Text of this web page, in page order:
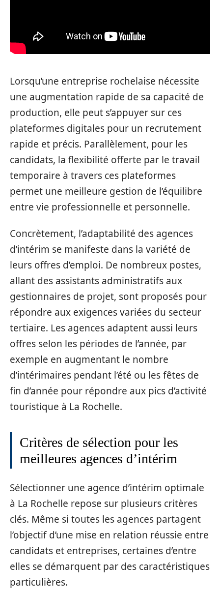
Lorsqu’une entreprise rochelaise nécessite
une augmentation rapide de sa capacité de
production, elle peut s’appuyer sur ces
plateformes digitales pour un recrutement
rapide et précis. Parallèlement, pour les
candidats, la flexibilité offerte par le travail
temporaire à travers ces plateformes
permet une meilleure gestion de l’équilibre
entre vie professionnelle et personnelle.
Concrètement, l’adaptabilité des agences
d’intérim se manifeste dans la variété de
leurs offres d’emploi. De nombreux postes,
allant des assistants administratifs aux
gestionnaires de projet, sont proposés pour
répondre aux exigences variées du secteur
tertiaire. Les agences adaptent aussi leurs
offres selon les périodes de l’année, par
exemple en augmentant le nombre
d’intérimaires pendant l’été ou les fêtes de
fin d’année pour répondre aux pics d’activité
touristique à La Rochelle.
Critères de sélection pour les
meilleures agences d’intérim
Sélectionner une agence d’intérim optimale
à La Rochelle repose sur plusieurs critères
clés. Même si toutes les agences partagent
l’objectif d’une mise en relation réussie entre
candidats et entreprises, certaines d’entre
elles se démarquent par des caractéristiques
particulières.